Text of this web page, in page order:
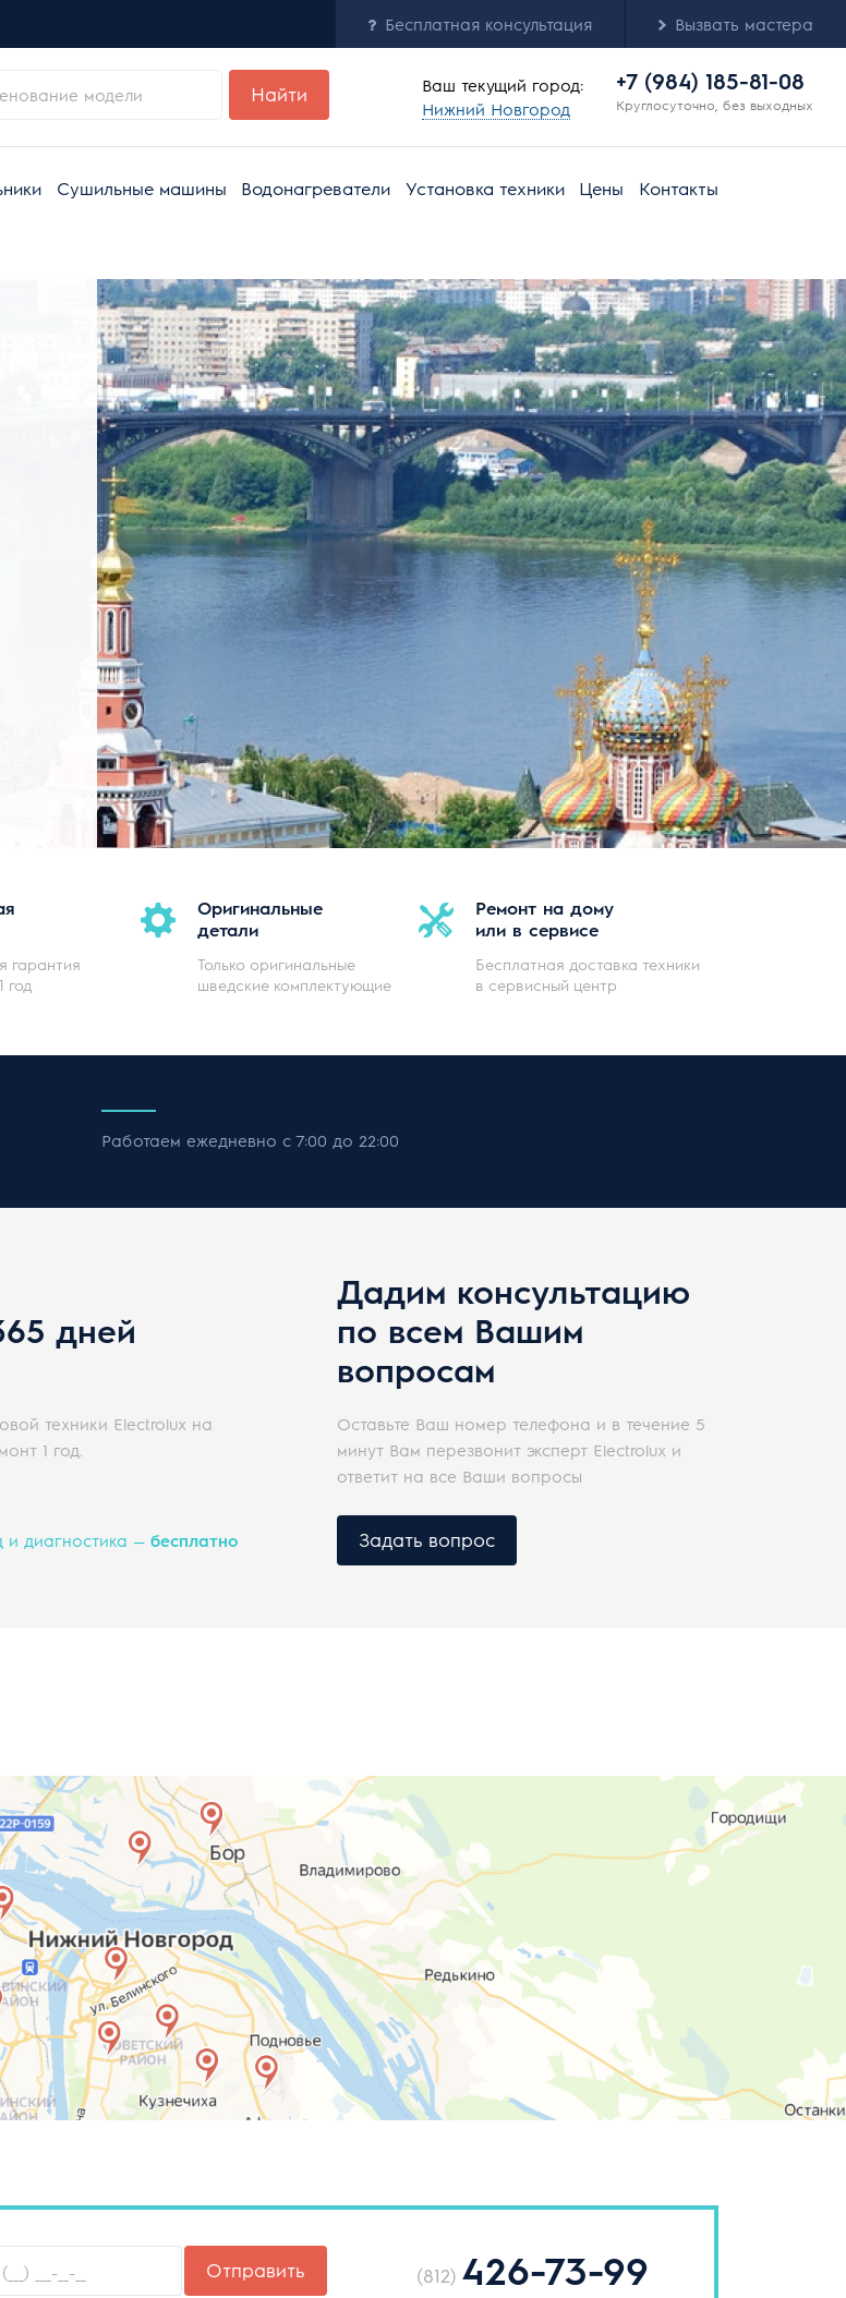
Бесплатная консультация Вызвать мастера
Найти
Ваш текущий город:
Нижний Новгород
+7 (984) 185-81-08
Круглосуточно, без выходных
Сушильные машины Водонагреватели Установка техники Цены Контакты
гарантия
год
Оригинальные
детали
Только оригинальные
шведские комплектующие
Ремонт на дому
или в сервисе
Бесплатная доставка техники
в сервисный центр
Работаем ежедневно с 7:00 до 22:00
дней
техники Electrolux на
1 год.
и диагностика — бесплатно
Дадим консультацию
по всем Вашим
вопросам
Оставьте Ваш номер телефона и в течение 5
минут Вам перезвонит эксперт Electrolux и
ответит на все Ваши вопросы
Задать вопрос
Отправить (812) 426-73-99